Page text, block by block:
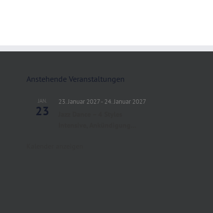
Anstehende Veranstaltungen
JAN.
23
23. Januar 2027- 24. Januar 2027